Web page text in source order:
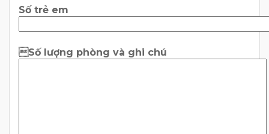
Số trẻ em
Số lượng phòng và ghi chú